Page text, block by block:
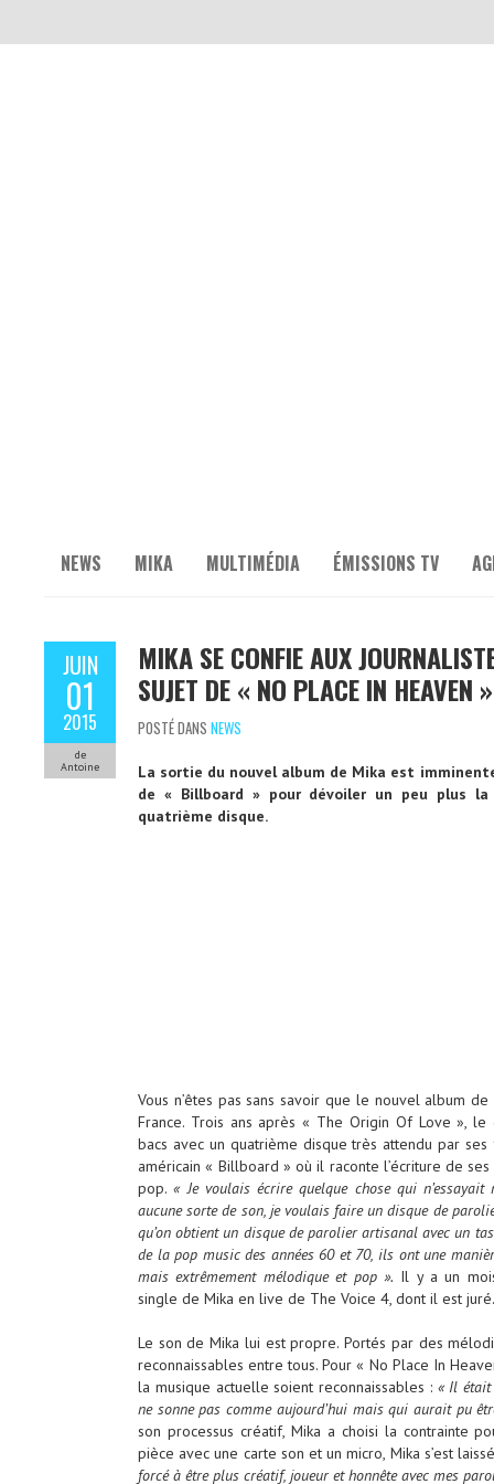
NEWS MIKA MULTIMÉDIA ÉMISSIONS TV
JUIN
01
2015
de
Antoine
MIKA SE CONFIE AUX
SUJET DE « NO PLACE IN HEAVEN »
POSTÉ DANS NEWS
La sortie du nouvel album de Mika est
de « Billboard » pour dévoiler un peu plus
quatrième disque.
Vous n’êtes pas sans savoir que le nouvel album
France. Trois ans après « The Origin Of Love », le
bacs avec un quatrième disque très attendu par
américain « Billboard » où il raconte l’écriture de
pop.« Je voulais écrire quelque chose qui
aucune sorte de son, je voulais faire un disque de
qu’on obtient un disque de parolier artisanal avec un
de la pop music des années 60 et 70, ils ont une
mais extrêmement mélodique et pop ». Il y a un
single de Mika en live de The Voice 4, dont il est juré.
Le son de Mika lui est propre. Portés par des
reconnaissables entre tous. Pour « No Place In
la musique actuelle soient reconnaissables : « Il était
ne sonne pas comme aujourd’hui mais qui aurait pu
son processus créatif, Mika a choisi la contrainte
pièce avec une carte son et un micro, Mika s’est
forcé à être plus créatif, joueur et honnête avec mes